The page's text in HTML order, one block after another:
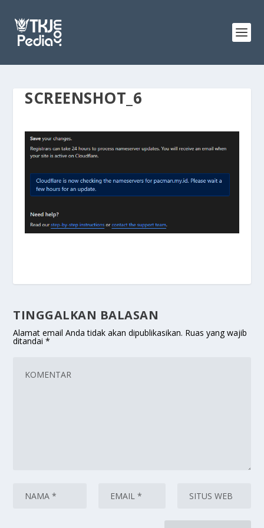
SCREENSHOT_6
TINGGALKAN BALASAN
Alamat email Anda tidak akan dipublikasikan. Ruas yang wajib
ditandai*